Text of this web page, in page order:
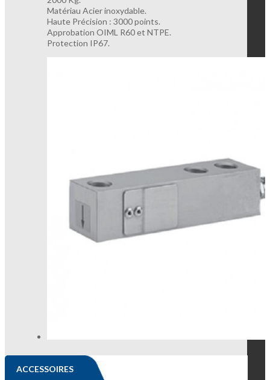
Matériau Acier inoxydable.
Haute Précision : 3000 points.
Approbation OIML R60 et NTPE.
Protection IP67.
ACCESSOIRES